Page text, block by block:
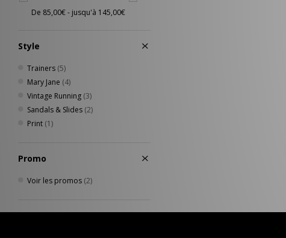
Style
Trainers (5)
Mary Jane (4)
Vintage Running (3)
Sandals & Slides (2)
Print (1)
Promo
Voir les promos (2)